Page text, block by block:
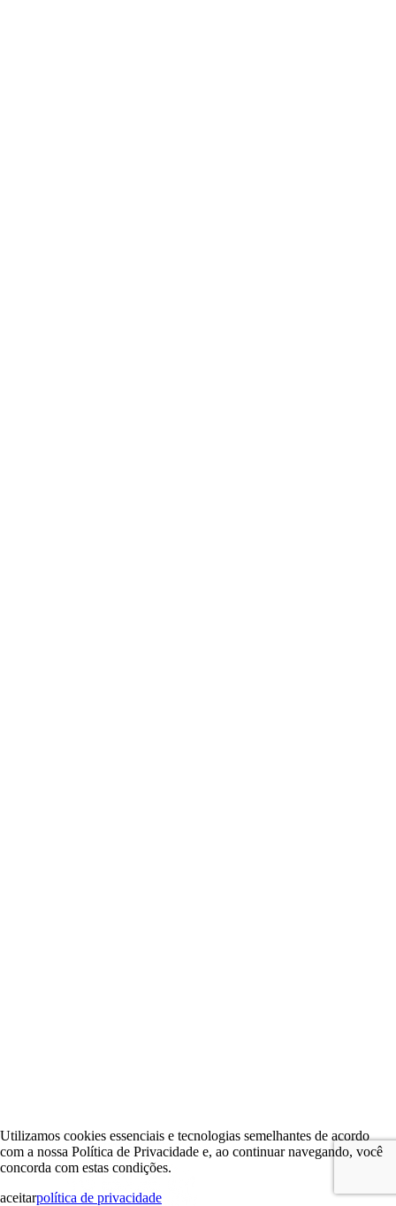
Utilizamos cookies essenciais e tecnologias semelhantes de acordo
com a nossa Política de Privacidade e, ao continuar navegando, você
concorda com estas condições.
aceitarpolítica de privacidade